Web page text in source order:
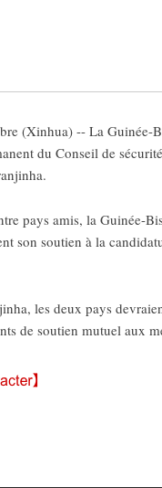
(Xinhua) -- La Guinée-
du Conseil de
pays amis, la Guinée-
son soutien à la
les deux pays
de soutien mutuel aux